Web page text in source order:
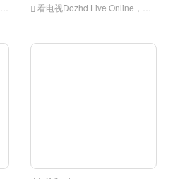
看电视Dozhd Live Online，电视Dozhd HD Live Streaming，PTV Dozhd观看俄罗斯的直播电视